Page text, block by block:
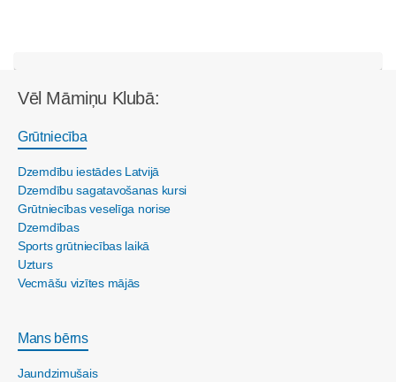
Vēl Māmiņu Klubā:
Grūtniecība
Dzemdību iestādes Latvijā
Dzemdību sagatavošanas kursi
Grūtniecības veselīga norise
Dzemdības
Sports grūtniecības laikā
Uzturs
Vecmāšu vizītes mājās
Mans bērns
Jaundzimušais